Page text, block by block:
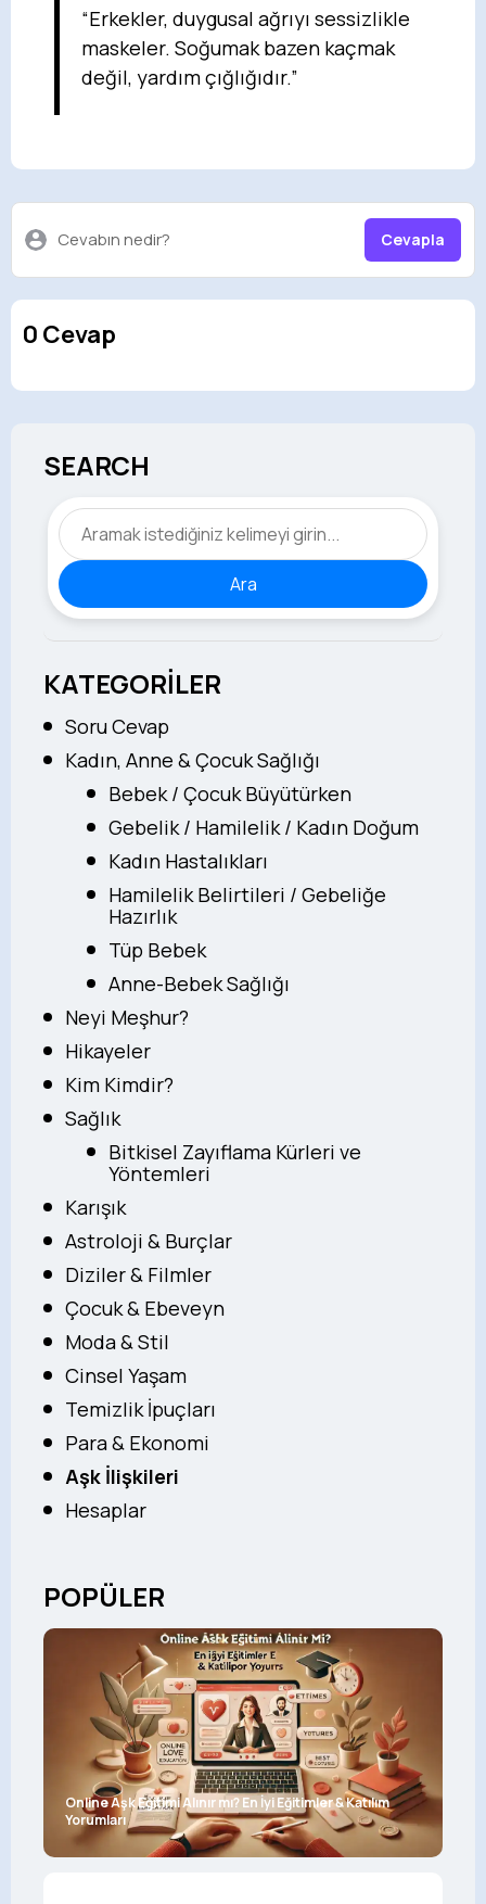
“Erkekler, duygusal ağrıyı sessizlikle
maskeler. Soğumak bazen kaçmak
değil, yardım çığlığıdır.”
Cevabın nedir? Cevapla
0 Cevap
SEARCH
Ara
KATEGORİLER
Soru Cevap
Kadın, Anne & Çocuk Sağlığı
Bebek / Çocuk Büyütürken
Gebelik / Hamilelik / Kadın Doğum
Kadın Hastalıkları
Hamilelik Belirtileri / Gebeliğe
Hazırlık
Tüp Bebek
Anne-Bebek Sağlığı
Neyi Meşhur?
Hikayeler
Kim Kimdir?
Sağlık
Bitkisel Zayıflama Kürleri ve
Yöntemleri
Karışık
Astroloji & Burçlar
Diziler & Filmler
Çocuk & Ebeveyn
Moda & Stil
Cinsel Yaşam
Temizlik İpuçları
Para & Ekonomi
Aşk İlişkileri
Hesaplar
POPÜLER
Online Aşk Eğitimi Alınır mı? En İyi Eğitimler & Katılım
Yorumları